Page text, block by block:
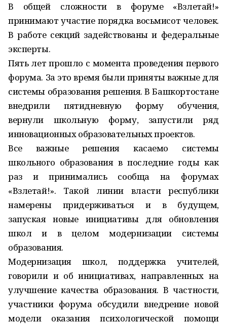
В общей сложности в форуме «Взлетай!»
принимают участие порядка восьмисот человек.
В работе секций задействованы и федеральные
эксперты.
Пять лет прошло с момента проведения первого
форума. За это время были приняты важные для
системы образования решения. В Башкортостане
внедрили пятидневную форму обучения,
вернули школьную форму, запустили ряд
инновационных образовательных проектов.
Все важные решения касаемо системы
школьного образования в последние годы как
раз и принимались сообща на форумах
«Взлетай!». Такой линии власти республики
намерены придерживаться и в будущем,
запуская новые инициативы для обновления
школ и в целом модернизации системы
образования.
Модернизация школ, поддержка учителей,
говорили и об инициативах, направленных на
улучшение качества образования. В частности,
участники форума обсудили внедрение новой
модели оказания психологической помощи